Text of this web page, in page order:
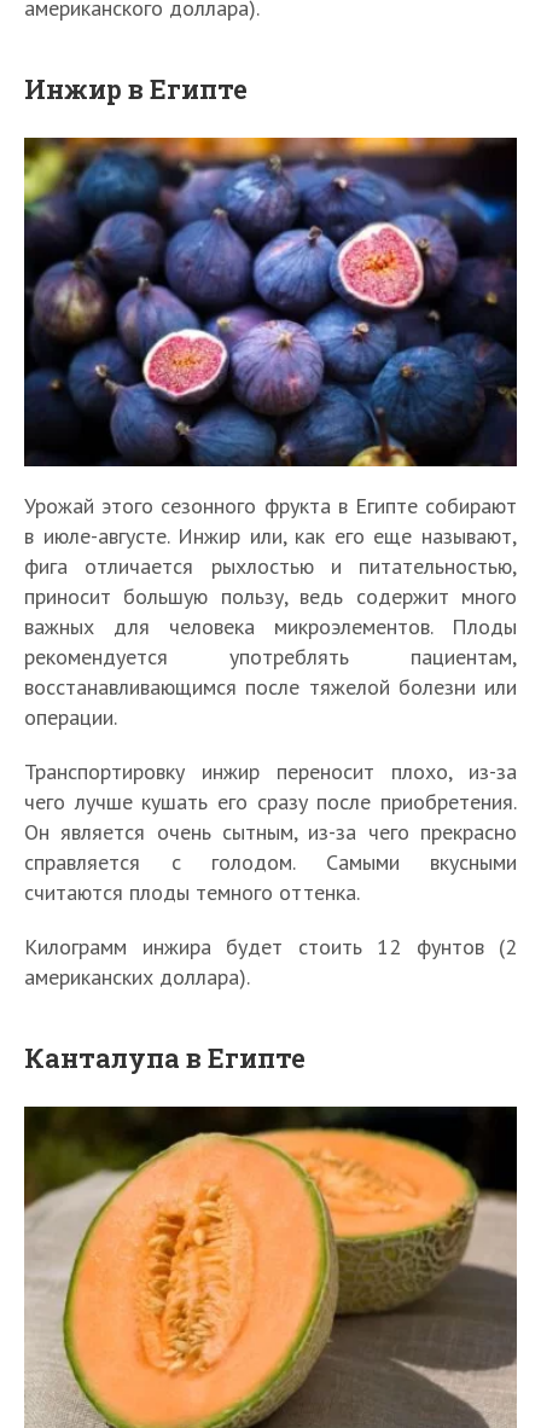
американского доллара).
Инжир в Египте
Урожай этого сезонного фрукта в Египте собирают
в июле-августе. Инжир или, как его еще называют,
фига отличается рыхлостью и питательностью,
приносит большую пользу, ведь содержит много
важных для человека микроэлементов. Плоды
рекомендуется употреблять пациентам,
восстанавливающимся после тяжелой болезни или
операции.
Транспортировку инжир переносит плохо, из-за
чего лучше кушать его сразу после приобретения.
Он является очень сытным, из-за чего прекрасно
справляется с голодом. Самыми вкусными
считаются плоды темного оттенка.
Килограмм инжира будет стоить 12 фунтов (2
американских доллара).
Канталупа в Египте